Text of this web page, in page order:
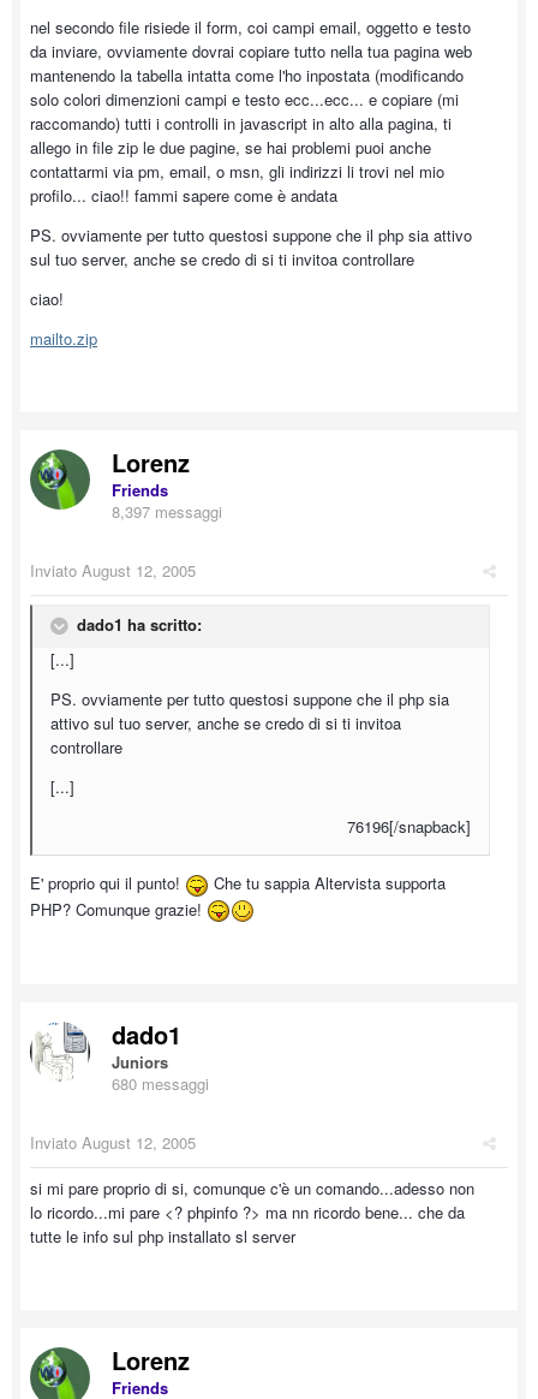
nel secondo file risiede il form, coi campi email, oggetto e testo
da inviare, ovviamente dovrai copiare tutto nella tua pagina web
mantenendo la tabella intatta come l'ho inpostata (modificando
solo colori dimenzioni campi e testo ecc...ecc... e copiare (mi
raccomando) tutti i controlli in javascript in alto alla pagina, ti
allego in file zip le due pagine, se hai problemi puoi anche
contattarmi via pm, email, o msn, gli indirizzi li trovi nel mio
profilo... ciao!! fammi sapere come è andata
PS. ovviamente per tutto questosi suppone che il php sia attivo
sul tuo server, anche se credo di si ti invitoa controllare
ciao!
mailto.zip
Lorenz
Friends
8,397 messaggi
Inviato August 12, 2005
dado1 ha scritto:
[...]
PS. ovviamente per tutto questosi suppone che il php sia
attivo sul tuo server, anche se credo di si ti invitoa
controllare
[...]
76196[/snapback]
E' proprio qui il punto!
Che tu sappia Altervista supporta
PHP? Comunque grazie!
dado1
Juniors
680 messaggi
Inviato August 12, 2005
si mi pare proprio di si, comunque c'è un comando...adesso non
lo ricordo...mi pare <? phpinfo ?> ma nn ricordo bene... che da
tutte le info sul php installato sl server
Lorenz
Friends